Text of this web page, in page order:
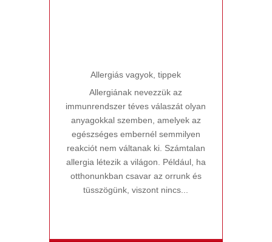
Allergiás vagyok ,tippek
Allergiának nevezzük az
immunrendszer téves válaszát olyan
anyagokkal szemben, amelyek az
egészséges embernél semmilyen
reakciót nem váltanak ki. Számtalan
allergia létezik a világon. Például, ha
otthonunkban csavar az orrunk és
tüsszögünk, viszont nincs...